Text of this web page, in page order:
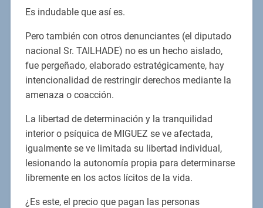
Es indudable que así es.
Pero también con otros denunciantes (el diputado
nacional Sr. TAILHADE) no es un hecho aislado,
fue pergeñado, elaborado estratégicamente, hay
intencionalidad de restringir derechos mediante la
amenaza o coacción.
La libertad de determinación y la tranquilidad
interior o psíquica de MIGUEZ se ve afectada,
igualmente se ve limitada su libertad individual,
lesionando la autonomía propia para determinarse
libremente en los actos lícitos de la vida.
¿Es este, el precio que pagan las personas